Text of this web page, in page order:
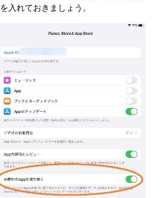
を入れておきましょう。